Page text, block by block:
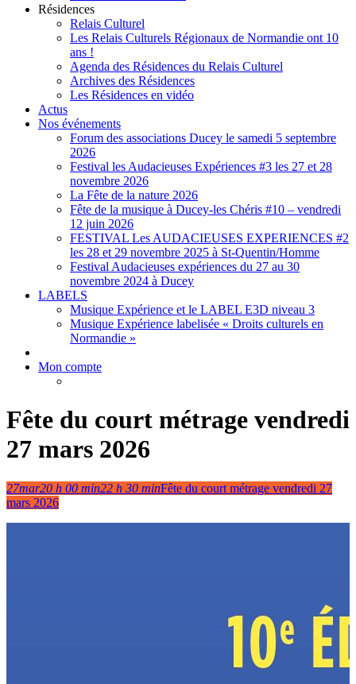
Résidences
Relais Culturel
Les Relais Culturels Régionaux de Normandie ont 10
ans !
Agenda des Résidences du Relais Culturel
Archives des Résidences
Les Résidences en vidéo
Actus
Nos événements
Forum des associations Ducey le samedi 5 septembre
2026
Festival les Audacieuses Expériences #3 les 27 et 28
novembre 2026
La Fête de la nature 2026
Fête de la musique à Ducey-les Chéris #10 – vendredi
12 juin 2026
FESTIVAL Les AUDACIEUSES EXPERIENCES #2
les 28 et 29 novembre 2025 à St-Quentin/Homme
Festival Audacieuses expériences du 27 au 30
novembre 2024 à Ducey
LABELS
Musique Expérience et le LABEL E3D niveau 3
Musique Expérience labelisée « Droits culturels en
Normandie »
Mon compte
Fête du court métrage vendredi
27 mars 2026
27mar20 h 00 min22 h 30 minFête du court métrage vendredi 27
mars 2026